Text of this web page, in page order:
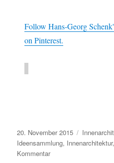
Follow Hans-Georg
on Pinterest.
Veröffentlicht
am
20. November 2015 Kategorien
Ideensammlung, Innenarchitektur,
Kommentarzu